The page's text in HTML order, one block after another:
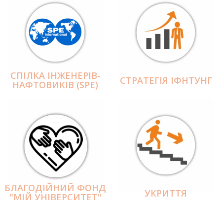
СПІЛКА ІНЖЕНЕРІВ-
НАФТОВИКІВ (SPE) СТРАТЕГІЯ ІФНТУНГ
БЛАГОДІЙНИЙ ФОНД
"МІЙ УНІВЕРСИТЕТ" УКРИТТЯ